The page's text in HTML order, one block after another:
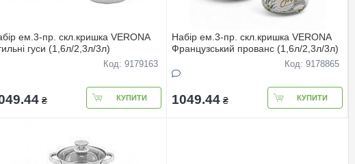
ем.3-пр. скл.кришка VERONA
гуси (1,6л/2,3л/3л)
Код: 9179163
₴ КУПИТИ
Набір ем.3-пр. скл.кришка VERONA
Французський прованс (1,6л/2,3л/3л)
Код: 9178865
1049.44 ₴ КУПИТИ